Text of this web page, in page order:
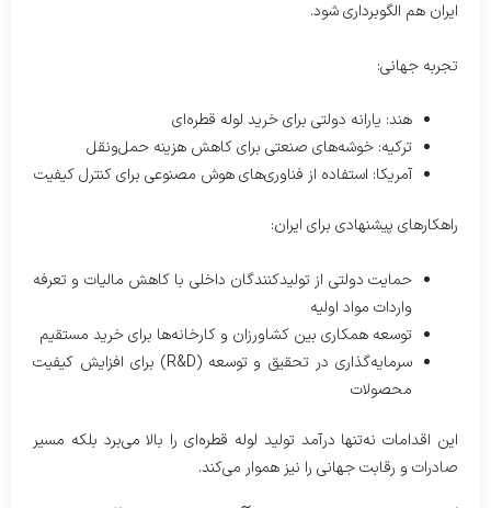
ایران هم الگوبرداری شود.
تجربه جهانی:
هند: یارانه دولتی برای خرید لوله قطره‌ای
ترکیه: خوشه‌های صنعتی برای کاهش هزینه حمل‌ونقل
آمریکا: استفاده از فناوری‌های هوش مصنوعی برای کنترل کیفیت
راهکارهای پیشنهادی برای ایران:
حمایت دولتی از تولیدکنندگان داخلی با کاهش مالیات و تعرفه
واردات مواد اولیه
توسعه همکاری بین کشاورزان و کارخانه‌ها برای خرید مستقیم
سرمایه‌گذاری در تحقیق و توسعه (R&D) برای افزایش کیفیت
محصولات
این اقدامات نه‌تنها درآمد تولید لوله قطره‌ای را بالا می‌برد بلکه مسیر
صادرات و رقابت جهانی را نیز هموار می‌کند.